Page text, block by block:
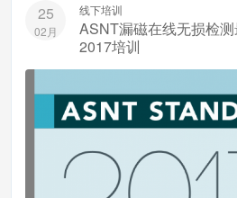
25
02月
线下培训
ASNT漏磁在线无损检
2017培训